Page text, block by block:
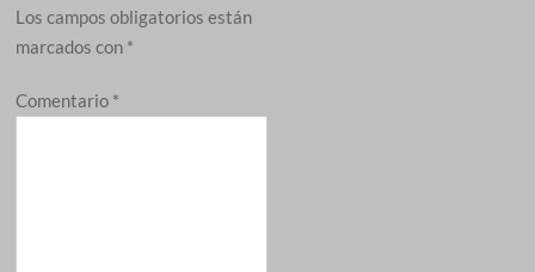
Los campos obligatorios están
marcados con *
Comentario *